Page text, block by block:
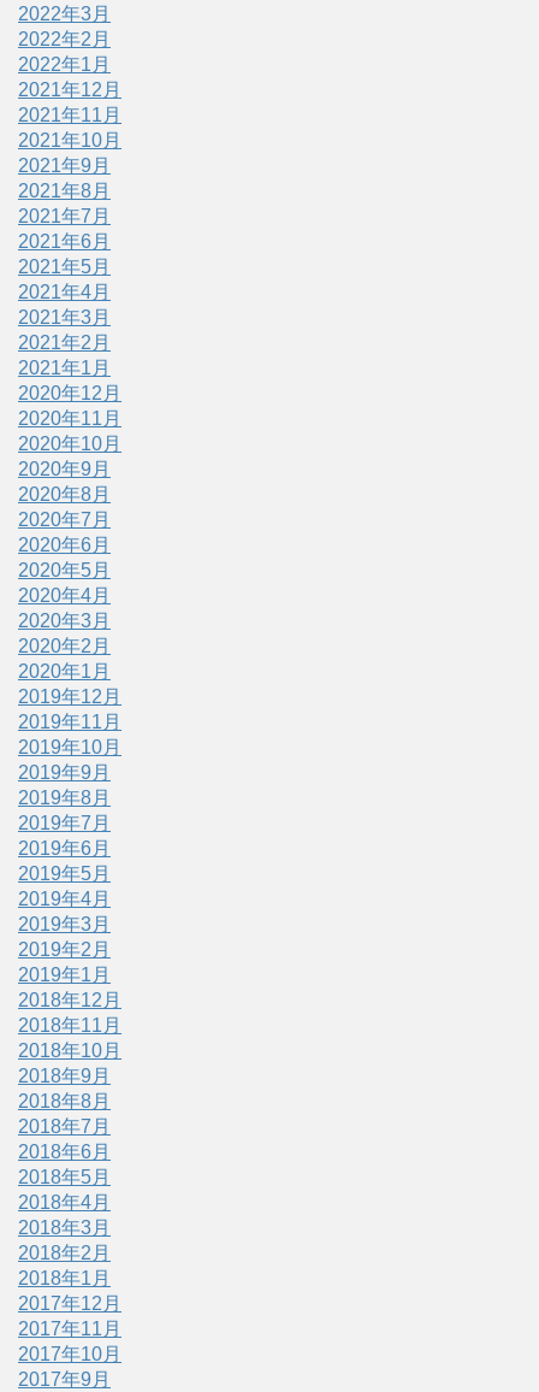
2022年3月
2022年2月
2022年1月
2021年12月
2021年11月
2021年10月
2021年9月
2021年8月
2021年7月
2021年6月
2021年5月
2021年4月
2021年3月
2021年2月
2021年1月
2020年12月
2020年11月
2020年10月
2020年9月
2020年8月
2020年7月
2020年6月
2020年5月
2020年4月
2020年3月
2020年2月
2020年1月
2019年12月
2019年11月
2019年10月
2019年9月
2019年8月
2019年7月
2019年6月
2019年5月
2019年4月
2019年3月
2019年2月
2019年1月
2018年12月
2018年11月
2018年10月
2018年9月
2018年8月
2018年7月
2018年6月
2018年5月
2018年4月
2018年3月
2018年2月
2018年1月
2017年12月
2017年11月
2017年10月
2017年9月